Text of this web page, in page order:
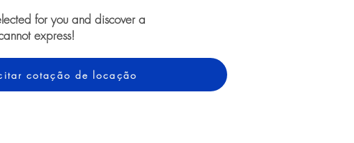
for you and discover a
express!
cotação de locação